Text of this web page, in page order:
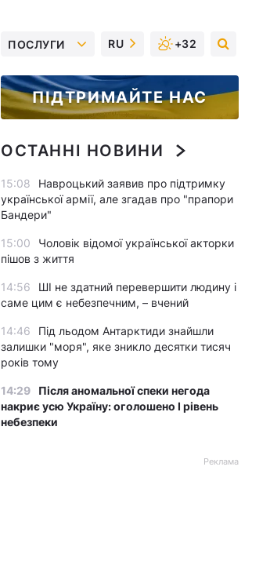
ПОСЛУГИ RU +32
ПІДТРИМАЙТЕ НАС
ОСТАННІ НОВИНИ
15:08
Навроцький заявив про підтримку
української армії, але згадав про "прапори
Бандери"
15:00
Чоловік відомої української акторки
пішов з життя
14:56
ШІ не здатний перевершити людину і
саме цим є небезпечним, – вчений
14:46
Під льодом Антарктиди знайшли
залишки "моря", яке зникло десятки тисяч
років тому
14:29
Після аномальної спеки негода
накриє усю Україну: оголошено І рівень
небезпеки
Реклама